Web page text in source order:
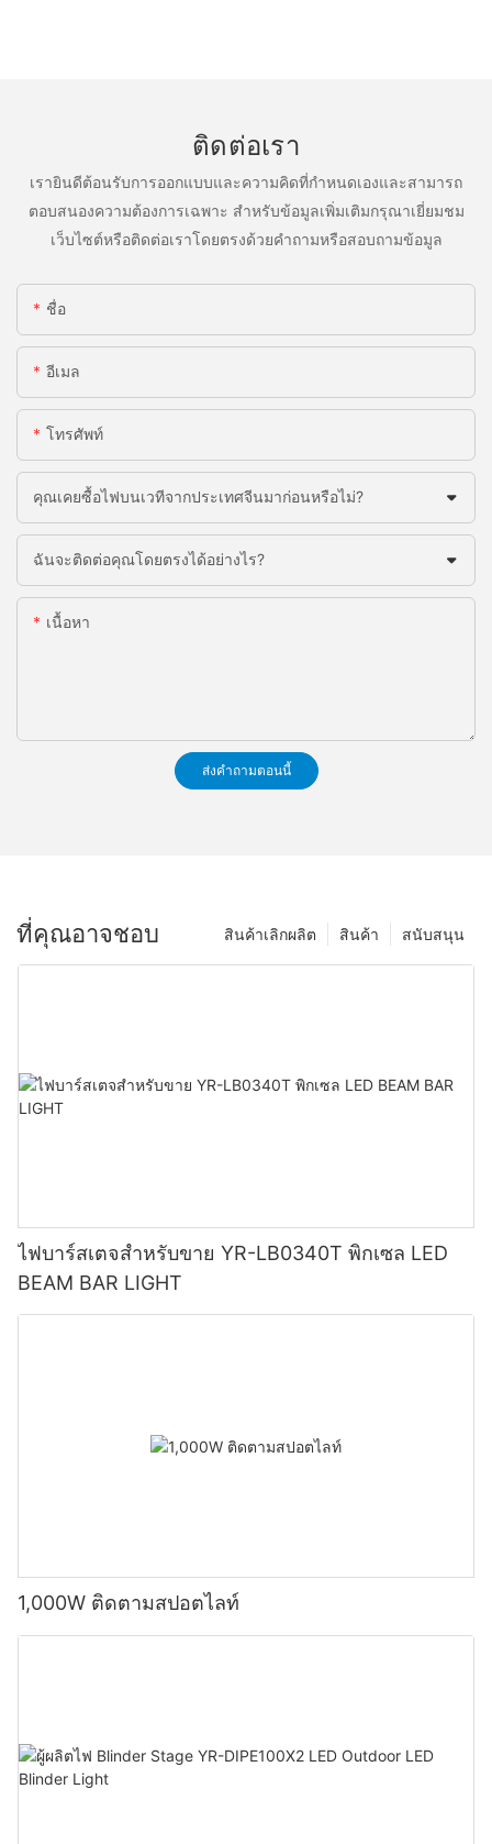
ติดต่อเรา
เรายินดีต้อนรับการออกแบบและความคิดที่กำหนดเองและสามารถ
ตอบสนองความต้องการเฉพาะ สำหรับข้อมูลเพิ่มเติมกรุณาเยี่ยมชม
เว็บไซต์หรือติดต่อเราโดยตรงด้วยคำถามหรือสอบถามข้อมูล
ชื่อ
อีเมล
โทรศัพท์
คุณเคยซื้อไฟบนเวทีจากประเทศจีนมาก่อนหรือไม่?
ฉันจะติดต่อคุณโดยตรงได้อย่างไร?
เนื้อหา
ส่งคำถามตอนนี้
ที่คุณอาจชอบ สนับสนุน
สินค้า
สินค้าเลิกผลิต
ไฟบาร์สเตจสำหรับขาย YR-LB0340T พิกเซล LED
BEAM BAR LIGHT
1,000W ติดตามสปอตไลท์